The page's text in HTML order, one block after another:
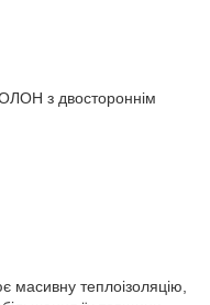
з двостороннім
теплоізоляцію,